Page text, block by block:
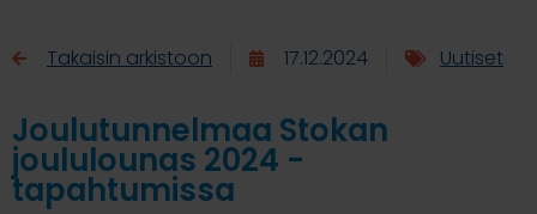
Takaisin arkistoon 17.12.2024 Uutiset
Joulutunnelmaa Stokan
joululounas 2024 -
tapahtumissa